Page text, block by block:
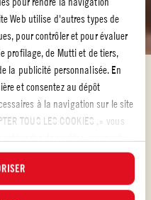
Web utilise d'autres types de
pour contrôler et pour évaluer
profilage, de Mutti et de tiers,
la publicité personnalisée. En
et consentez au dépôt
à la navigation sur le site
TOUS LES COOKIES ,» vous
pouvez à tout moment choisir
votre consentement et
en cliquant sur le bouton «
100% italiennes
DES TOMATES
gourmandes
avec Mutti !